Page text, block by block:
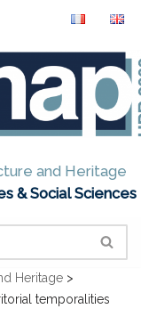
and Heritage
& Social Sciences
Heritage >
temporalities